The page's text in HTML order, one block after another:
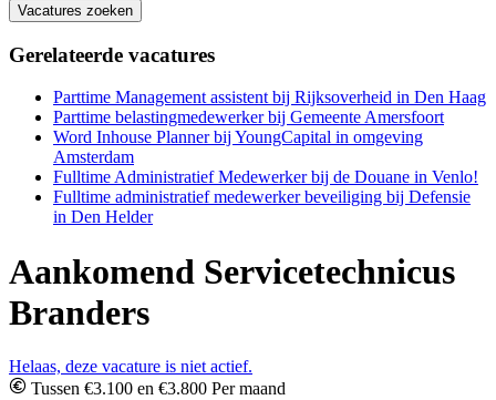
Vacatures zoeken
Gerelateerde vacatures
Parttime Management assistent bij Rijksoverheid in Den Haag
Parttime belastingmedewerker bij Gemeente Amersfoort
Word Inhouse Planner bij YoungCapital in omgeving
Amsterdam
Fulltime Administratief Medewerker bij de Douane in Venlo!
Fulltime administratief medewerker beveiliging bij Defensie
in Den Helder
Aankomend Servicetechnicus
Branders
Helaas, deze vacature is niet actief.
Tussen €3.100 en €3.800 Per maand